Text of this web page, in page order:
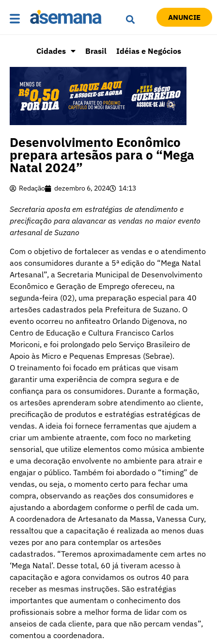
ANUNCIE
Cidades Brasil Idéias e Negócios
Desenvolvimento Econômico
prepara artesãos para o “Mega
Natal 2024”
Redação dezembro 6, 2024 14:13
Secretaria aposta em estratégias de atendimento e
precificação para alavancar as vendas no maior evento
artesanal de Suzano
Com o objetivo de fortalecer as vendas e o atendimento
aos consumidores durante a 5ª edição do “Mega Natal
Artesanal”, a Secretaria Municipal de Desenvolvimento
Econômico e Geração de Emprego ofereceu, na
segunda-feira (02), uma preparação especial para 40
artesões cadastrados pela Prefeitura de Suzano. O
evento ocorreu no anfiteatro Orlando Digenova, no
Centro de Educação e Cultura Francisco Carlos
Moriconi, e foi prolongado pelo Serviço Brasileiro de
Apoio às Micro e Pequenas Empresas (Sebrae).
O treinamento foi focado em práticas que visam
garantir uma experiência de compra segura e de
confiança para os consumidores. Durante a formação,
os artesões aprenderam sobre atendimento ao cliente,
precificação de produtos e estratégias estratégicas de
vendas. A ideia foi fornece ferramentas que ajudem a
criar um ambiente atraente, com foco no marketing
sensorial, que utilize elementos como música ambiente
e uma decoração envolvente no ambiente para atrair e
engajar o público. Também foi abordado o “timing” de
vendas, ou seja, o momento certo para fechar uma
compra, observando as reações dos consumidores e
ajustando a abordagem conforme o perfil de cada um.
A coordenadora de Artesanato da Massa, Vanessa Cury,
ressaltou que a capacitação é realizada ao menos duas
vezes por ano para contemplar os artesões
cadastrados. “Teremos aproximadamente cem artes no
‘Mega Natal’. Desse total, 60 já tiveram acesso à
capacitação e agora convidamos os outros 40 para
receber as mesmas instruções. São estratégias
importantes que aumentam o conhecimento dos
profissionais sobre a melhor forma de lidar com os
anseios de cada cliente, para que não percam vendas”,
comentou a coordenadora.